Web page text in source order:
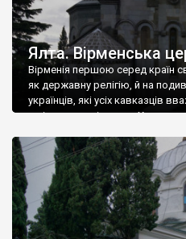
Ялта. Вірменська
Вірменія першою серед країн
як державну релігію, й на
українців, які усіх кавказців
є відданими вірянами Христа